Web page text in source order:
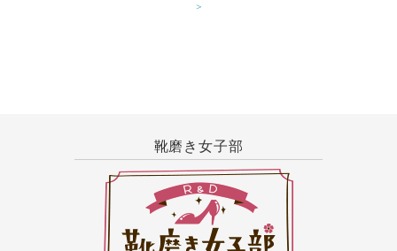
＞
靴磨き女子部